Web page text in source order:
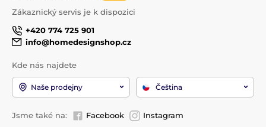
Zákaznický servis je k dispozici
+420 774 725 901
info@homedesignshop.cz
Kde nás najdete
Naše prodejny Čeština
Jsme také na: Facebook Instagram